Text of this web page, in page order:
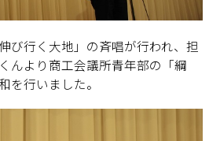
び行く大地」の斉唱が行われ、担
んより商工会議所青年部の「綱
を行いました。